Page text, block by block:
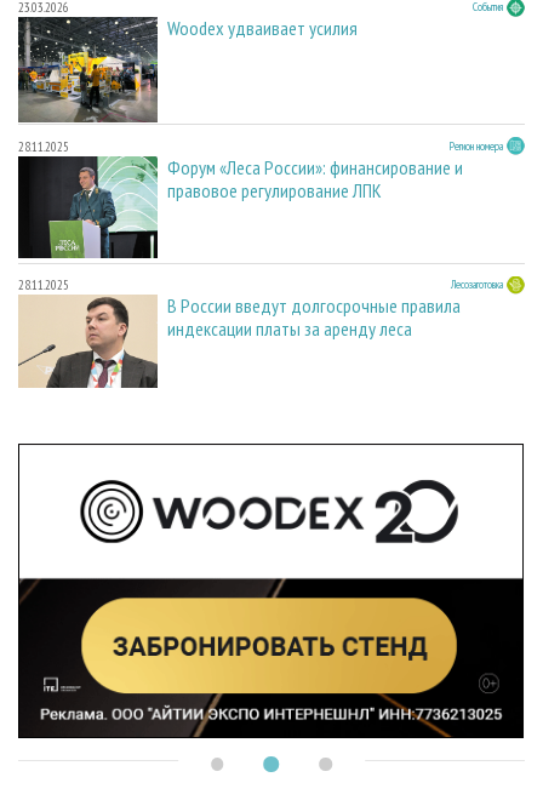
23.03.2026 События
Woodex удваивает усилия
28.11.2025 Регион номера
Форум «Леса России»: финансирование и
правовое регулирование ЛПК
28.11.2025 Лесозаготовка
В России введут долгосрочные правила
индексации платы за аренду леса